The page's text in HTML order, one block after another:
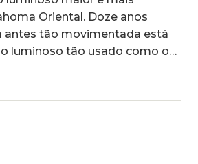
Oriental. Doze anos
antes tão movimentada está
luminoso tão usado como o…